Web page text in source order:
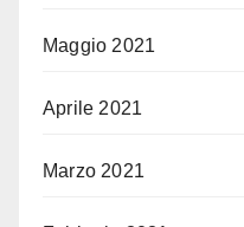
Maggio 2021
Aprile 2021
Marzo 2021